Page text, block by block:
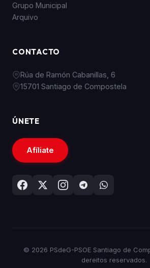
Grupo Municipal
Arquivo
CONTACTO
Rúa de Ramón Cabanillas, 6
15701 Santiago de Compostela
ÚNETE
Afíliate
© 2026 PSdeG-PSOE Santiago de
dereitos reservados.